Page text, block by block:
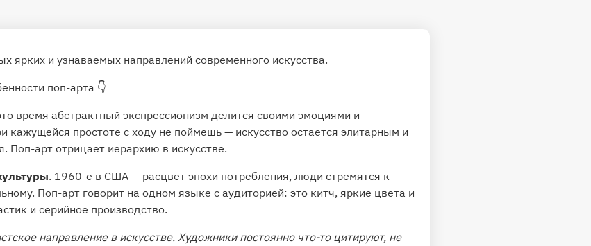
ярких и узнаваемых направлений современного искусства.
поп-арта 👇
время абстрактный экспрессионизм делится своими эмоциями и
простоте с ходу не поймешь — искусство остается элитарным и
Поп-арт отрицает иерархию в искусстве.
. 1960-е в США — расцвет эпохи потребления, люди стремятся к
Поп-арт говорит на одном языке с аудиторией: это китч, яркие цвета и
и серийное производство.
направление в искусстве. Художники постоянно что-то цитируют, не